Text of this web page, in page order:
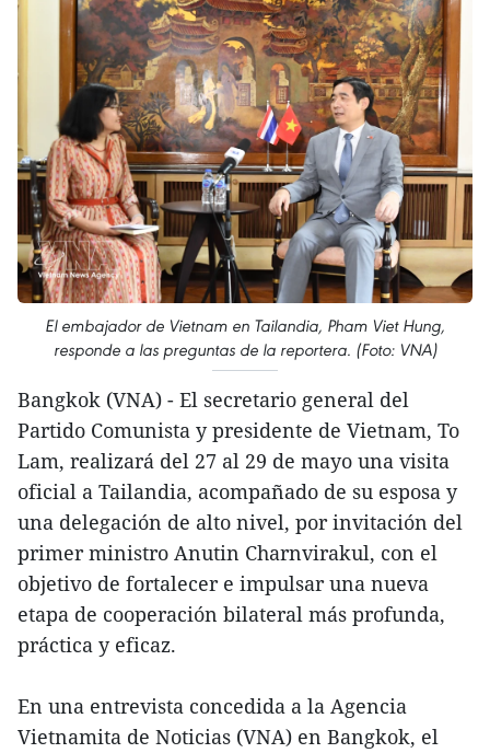
El embajador de Vietnam en Tailandia, Pham Viet Hung,
responde a las preguntas de la reportera. (Foto: VNA)
Bangkok (VNA) - El secretario general del
Partido Comunista y presidente de Vietnam, To
Lam, realizará del 27 al 29 de mayo una visita
oficial a Tailandia, acompañado de su esposa y
una delegación de alto nivel, por invitación del
primer ministro Anutin Charnvirakul, con el
objetivo de fortalecer e impulsar una nueva
etapa de cooperación bilateral más profunda,
práctica y eficaz.
En una entrevista concedida a la Agencia
Vietnamita de Noticias (VNA) en Bangkok, el